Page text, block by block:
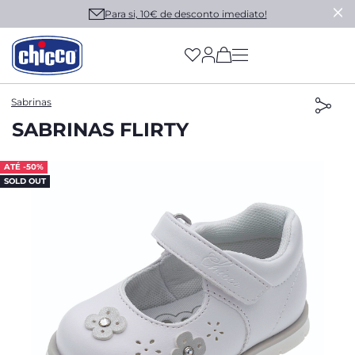
Para si, 10€ de desconto imediato!
(has more options
Sabrinas
SABRINAS FLIRTY
ATÉ -50%
SOLD OUT